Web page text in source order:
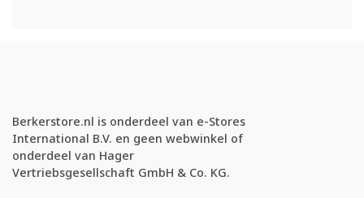
Berkerstore.nl is onderdeel van e-Stores
International B.V. en geen webwinkel of
onderdeel van Hager
Vertriebsgesellschaft GmbH & Co. KG.